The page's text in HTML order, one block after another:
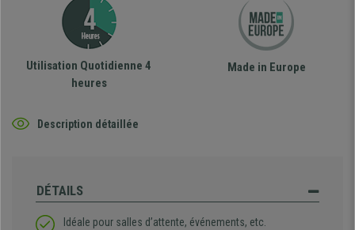
Utilisation Quotidienne 4
heures
Made in Europe
Description détaillée
DÉTAILS
Idéale pour salles d’attente, événements, etc.